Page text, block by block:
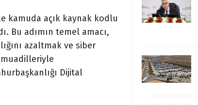
kamuda açık kaynak kodlu
Bu adımın temel amacı,
azaltmak ve siber
muadilleriyle
Dijital